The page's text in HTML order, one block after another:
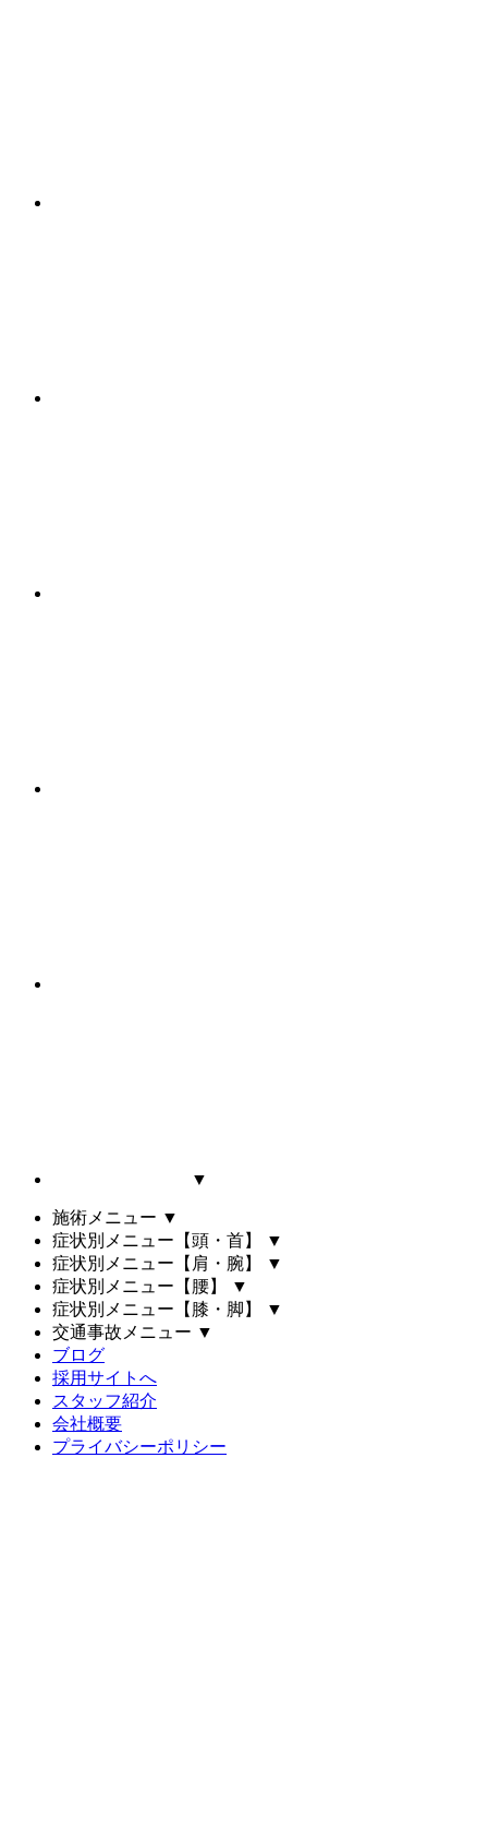
▼
施術メニュー ▼
症状別メニュー【頭・首】
▼
症状別メニュー【肩・腕】
▼
症状別メニュー【腰】
▼
症状別メニュー【膝・脚】
▼
交通事故メニュー ▼
ブログ
採用サイトへ
スタッフ紹介
会社概要
プライバシーポリシー